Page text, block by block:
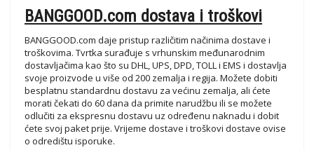
BANGGOOD.com dostava i troškovi
BANGGOOD.com daje pristup različitim načinima dostave i
troškovima. Tvrtka surađuje s vrhunskim međunarodnim
dostavljačima kao što su DHL, UPS, DPD, TOLL i EMS i dostavlja
svoje proizvode u više od 200 zemalja i regija. Možete dobiti
besplatnu standardnu ​​dostavu za većinu zemalja, ali ćete
morati čekati do 60 dana da primite narudžbu ili se možete
odlučiti za ekspresnu dostavu uz određenu naknadu i dobit
ćete svoj paket prije. Vrijeme dostave i troškovi dostave ovise
o odredištu isporuke.